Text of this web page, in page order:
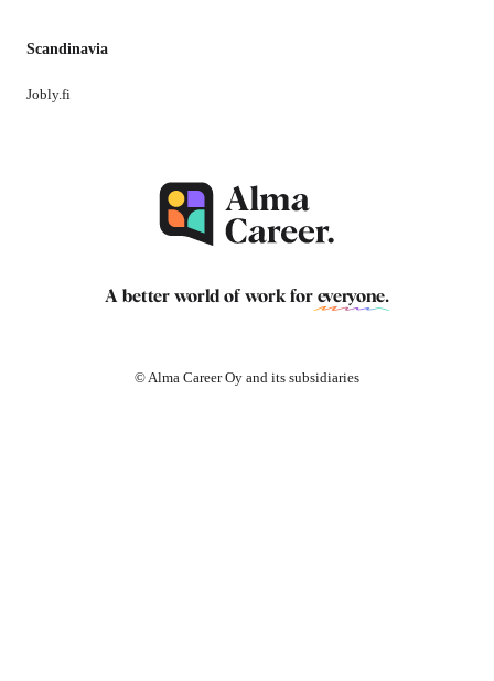
Scandinavia
Jobly.fi
A better world of work for everyone.
© Alma Career Oy and its subsidiaries